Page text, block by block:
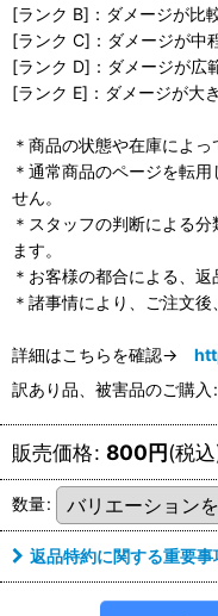
[ランク B]：ダメージが比
[ランク C]：ダメージが中
[ランク D]：ダメージが広
[ランク E]：ダメージが大
＊商品の状態や在庫によっ
＊通常商品のページを転
せん。
＊スタッフの判断による
ます。
＊お客様の都合による、返
＊諸事情により、ご注文
詳細はこちらを確認→
訳あり品、被害品のご購入 :
販売価格: 800円(税
数量:
返品特約に関する重要事